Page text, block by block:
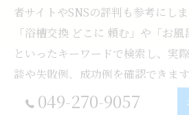
者サイトやSNSの評判も参考にしま
「浴槽交換 どこに 頼む」や「お風
といったキーワードで検索し、実
談や失敗例、成功例を確認できます
また、会社によっては、施工前後
049-270-9057